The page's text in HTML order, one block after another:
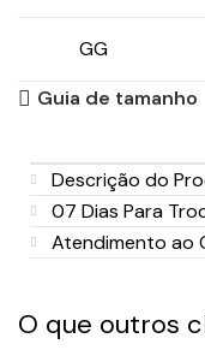
GG
Guia de tamanho
Descrição do
07 Dias Para
Atendimento ao
O que outros